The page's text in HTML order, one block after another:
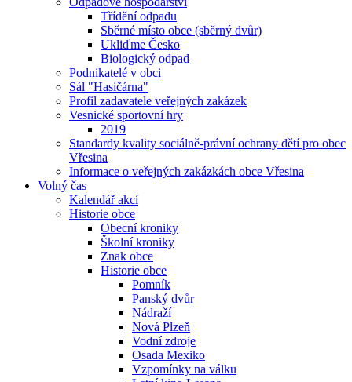
Třídění odpadu
Sběrné místo obce (sběrný dvůr)
Ukliďme Česko
Biologický odpad
Podnikatelé v obci
Sál "Hasičárna"
Profil zadavatele veřejných zakázek
Vesnické sportovní hry
2019
Standardy kvality sociálně-právní ochrany dětí pro obec
Vřesina
Informace o veřejných zakázkách obce Vřesina
Volný čas
Kalendář akcí
Historie obce
Obecní kroniky
Školní kroniky
Znak obce
Historie obce
Pomník
Panský dvůr
Nádraží
Nová Plzeň
Vodní zdroje
Osada Mexiko
Vzpomínky na válku